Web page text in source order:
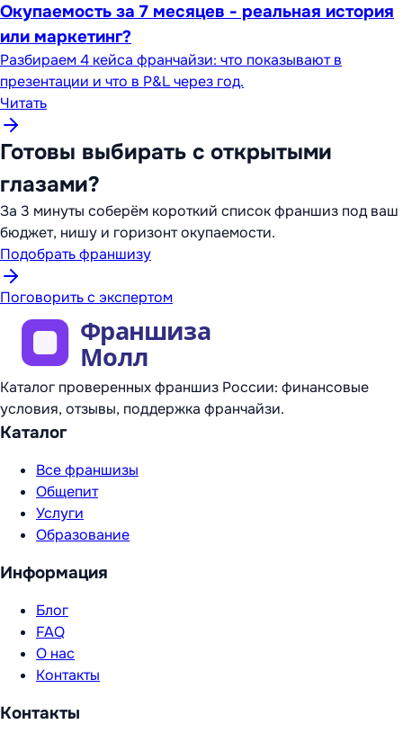
Окупаемость за 7 месяцев - реальная история
или маркетинг?
Разбираем 4 кейса франчайзи: что показывают в
презентации и что в P&L через год.
Читать
Готовы выбирать с открытыми
глазами?
За 3 минуты соберём короткий список франшиз под ваш
бюджет, нишу и горизонт окупаемости.
Подобрать франшизу
Поговорить с экспертом
Каталог проверенных франшиз России: финансовые
условия, отзывы, поддержка франчайзи.
Каталог
Все франшизы
Общепит
Услуги
Образование
Информация
Блог
FAQ
О нас
Контакты
Контакты